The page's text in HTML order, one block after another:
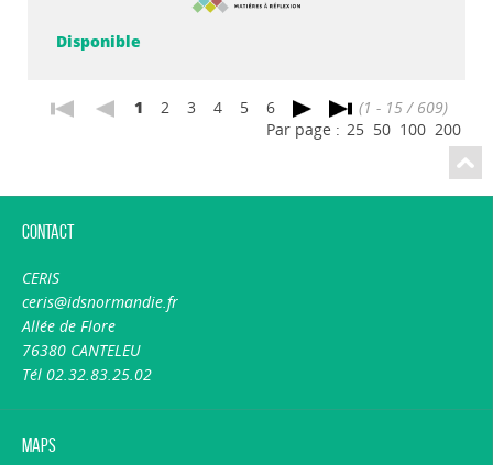
Disponible
1 2 3 4 5 6
(1 - 15 / 609)
Par page : 25 50 100 200
Contact
CERIS
ceris@idsnormandie.fr
Allée de Flore
76380 CANTELEU
Tél 02.32.83.25.02
Maps